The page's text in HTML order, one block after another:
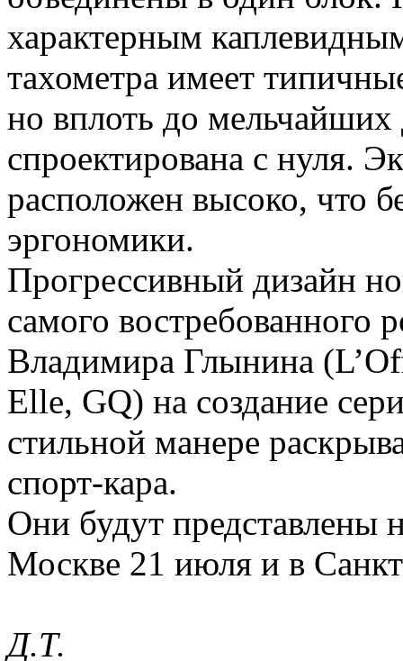
характерным
тахометра имеет
но вплоть до мельчайших
спроектирована с нуля.
расположен высоко, что
эргономики.
Прогрессивный дизайн
самого востребованного
Владимира Глынина
Elle, GQ) на создание
стильной манере
спорт-кара.
Они будут представлены
Москве 21 июля и в
Д.Т.